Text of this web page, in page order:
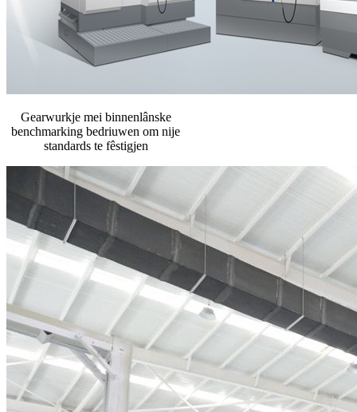
Gearwurkje mei binnenlânske
benchmarking bedriuwen om nije
standards te fêstigjen